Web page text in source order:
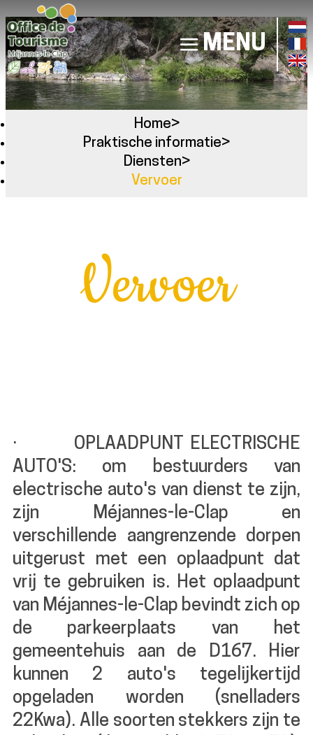
MENU
Home>
Praktische informatie>
Diensten>
Vervoer
Vervoer
· OPLAADPUNT ELECTRISCHE
AUTO'S: om bestuurders van
electrische auto's van dienst te zijn,
zijn Méjannes-le-Clap en
verschillende aangrenzende dorpen
uitgerust met een oplaadpunt dat
vrij te gebruiken is. Het oplaadpunt
van Méjannes-le-Clap bevindt zich op
de parkeerplaats van het
gemeentehuis aan de D167. Hier
kunnen 2 auto's tegelijkertijd
opgeladen worden (snelladers
22Kwa). Alle soorten stekkers zijn te